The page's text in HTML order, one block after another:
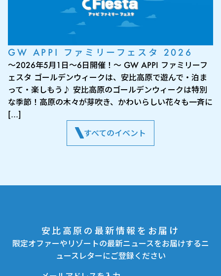
GW APPI ファミリーフェスタ 2026
～2026年5月1日～6日開催！～ GW APPI ファミリーフ
ェスタ ゴールデンウィークは、安比高原で遊んで・泊ま
って・楽しもう♪ 安比高原のゴールデンウィークは特別
な季節！高原の木々が芽吹き、かわいらしい花々も一斉に
[…]
すべてのイベント
安比高原の最新情報をお届け
限定オファーやリゾートの最新ニュースをお届けするニ
ュースレターにご登録ください